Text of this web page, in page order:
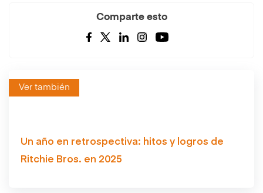
Comparte esto
Ver también
Un año en retrospectiva: hitos y logros de
Ritchie Bros. en 2025